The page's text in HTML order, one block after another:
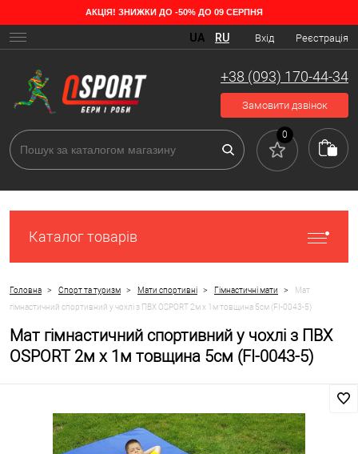
АКЦІЯ! ЗНИЖКИ ДО -50% ДО 09 СЕРПНЯ
Вхід Реєстрація
UA RU
+38 (093) 170-44-34
Замовити дзвінок
0
Каталог товарів
Головна > Спорт та туризм > Мати спортивні > Гімнастичні мати >
Мат
гімнастичний спортивний у чохлі з ПВХ OSPORT 2м х 1м товщина 5см (FI-0043-5)
Мат гімнастичний спортивний у чохлі з ПВХ
OSPORT 2м х 1м товщина 5см (FI-0043-5)